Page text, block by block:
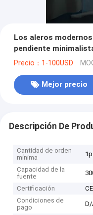
Los aleros
pendiente
amina (WH-AP-484)
Precio：1-100USD
Mejor precio
Descripción De
Cantidad de orden
mínima
Capacidad de la
fuente
Certificación
Condiciones de
pago
D/